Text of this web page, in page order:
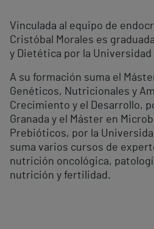
Vinculada al equipo de
Cristóbal Morales es
y Dietética por la Universidad
A su formación suma el
Genéticos, Nutricionales y
Crecimiento y el Desarrollo,
Granada y el Máster en
Prebióticos, por la
suma varios cursos de
nutrición oncológica,
nutrición y fertilidad.